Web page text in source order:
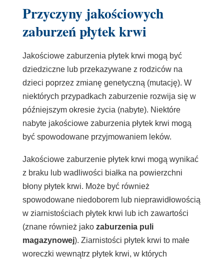
Przyczyny jakościowych
zaburzeń płytek krwi
Jakościowe zaburzenia płytek krwi mogą być
dziedziczne lub przekazywane z rodziców na
dzieci poprzez zmianę genetyczną (mutację). W
niektórych przypadkach zaburzenie rozwija się w
późniejszym okresie życia (nabyte). Niektóre
nabyte jakościowe zaburzenia płytek krwi mogą
być spowodowane przyjmowaniem leków.
Jakościowe zaburzenie płytek krwi mogą wynikać
z braku lub wadliwości białka na powierzchni
błony płytek krwi. Może być również
spowodowane niedoborem lub nieprawidłowością
w ziarnistościach płytek krwi lub ich zawartości
(znane również jako zaburzenia puli
magazynowej). Ziarnistości płytek krwi to małe
woreczki wewnątrz płytek krwi, w których